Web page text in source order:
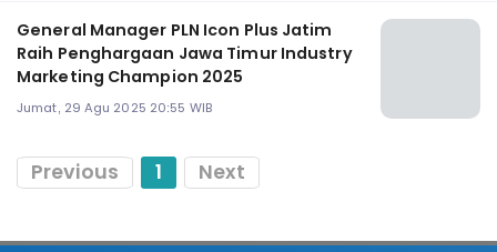
General Manager PLN Icon Plus Jatim
Raih Penghargaan Jawa Timur Industry
Marketing Champion 2025
Jumat, 29 Agu 2025 20:55 WIB
Previous 1 Next